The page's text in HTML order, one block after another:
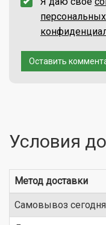
Оставить
Условия
Метод доставки
Самовывоз сегодня